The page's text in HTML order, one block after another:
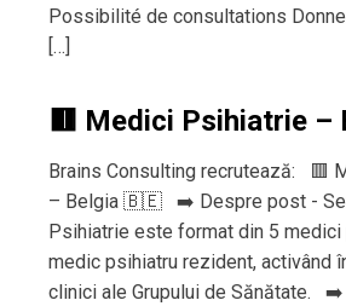
Possibilité de consultations
[…]
🟥 Medici Psihiatrie
Brains Consulting recrutează: 🟥
– Belgia 🇧🇪 ➡️ Despre post -
Psihiatrie este format din 5
medic psihiatru rezident, activând
clinici ale Grupului de Sănătate.